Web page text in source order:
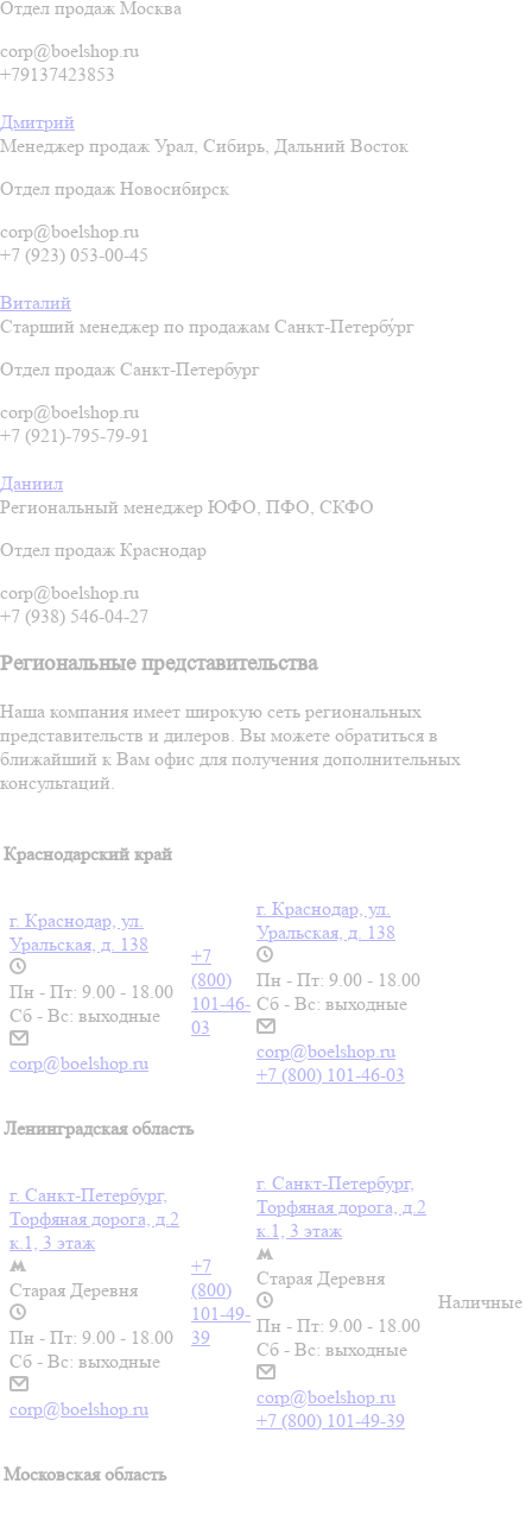
Отдел продаж Москва
corp@boelshop.ru
+79137423853
Дмитрий
Менеджер продаж Урал, Сибирь, Дальний Восток
Отдел продаж Новосибирск
corp@boelshop.ru
+7 (923) 053-00-45
Виталий
Старший менеджер по продажам Санкт-Петербу́рг
Отдел продаж Санкт-Петербург
corp@boelshop.ru
+7 (921)-795-79-91
Даниил
Региональный менеджер ЮФО, ПФО, СКФО
Отдел продаж Краснодар
corp@boelshop.ru
+7 (938) 546-04-27
Региональные представительства
Наша компания имеет широкую сеть региональных
представительств и дилеров. Вы можете обратиться в
ближайший к Вам офис для получения дополнительных
консультаций.
Краснодарский край
г. Краснодар, ул.
Уральская, д. 138
Пн - Пт: 9.00 - 18.00
Сб - Вс: выходные
corp@boelshop.ru
+7
(800)
101-46-
03
г. Краснодар, ул.
Уральская, д. 138
Пн - Пт: 9.00 - 18.00
Сб - Вс: выходные
corp@boelshop.ru
+7 (800) 101-46-03
Ленинградская область
г. Санкт-Петербург,
Торфяная дорога, д.2
к.1, 3 этаж
Старая Деревня
Пн - Пт: 9.00 - 18.00
Сб - Вс: выходные
corp@boelshop.ru
+7
(800)
101-49-
39
г. Санкт-Петербург,
Торфяная дорога, д.2
к.1, 3 этаж
Старая Деревня
Пн - Пт: 9.00 - 18.00
Сб - Вс: выходные
corp@boelshop.ru
+7 (800) 101-49-39
Наличные
Московская область